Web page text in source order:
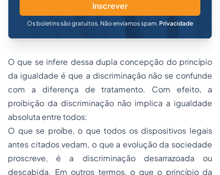
Inscrever
Os boletins são gratuitos. Não enviamos spam. Privacidade
O que se infere dessa dupla concepção do princípio
da igualdade é que a discriminação não se confunde
com a diferença de tratamento. Com efeito, a
proibição da discriminação não implica a igualdade
absoluta entre todos:
O que se proíbe, o que todos os dispositivos legais
antes citados vedam, o que a evolução da sociedade
proscreve, é a discriminação desarrazoada ou
descabida. Em outros termos, o que o princípio da